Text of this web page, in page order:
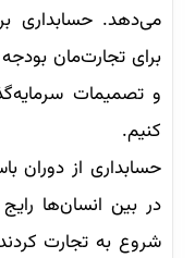
می‌دهد. حسابداری
برای تجارت‌مان بودجه
و تصمیمات
کنیم.
در بین انسان‌ها
شروع به تجارت